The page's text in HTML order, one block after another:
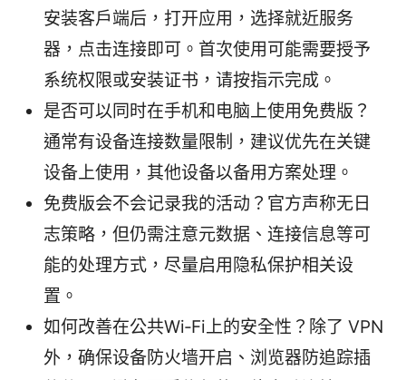
安装客户端后，打开应用，选择就近服务
器，点击连接即可。首次使用可能需要授予
系统权限或安装证书，请按指示完成。
是否可以同时在手机和电脑上使用免费版？
通常有设备连接数量限制，建议优先在关键
设备上使用，其他设备以备用方案处理。
免费版会不会记录我的活动？官方声称无日
志策略，但仍需注意元数据、连接信息等可
能的处理方式，尽量启用隐私保护相关设
置。
如何改善在公共Wi‑Fi上的安全性？除了 VPN
外，确保设备防火墙开启、浏览器防追踪插